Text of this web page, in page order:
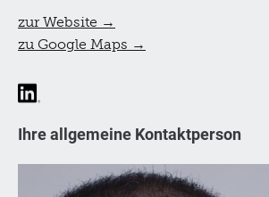
zur Website →
zu Google Maps →
Ihre allgemeine Kontaktperson